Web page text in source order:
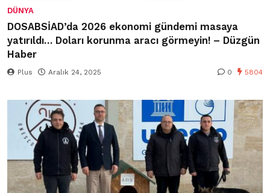
DÜNYA
DOSABSİAD’da 2026 ekonomi gündemi masaya
yatırıldı… Doları korunma aracı görmeyin! – Düzgün
Haber
Plus Aralık 24, 2025 0 5804